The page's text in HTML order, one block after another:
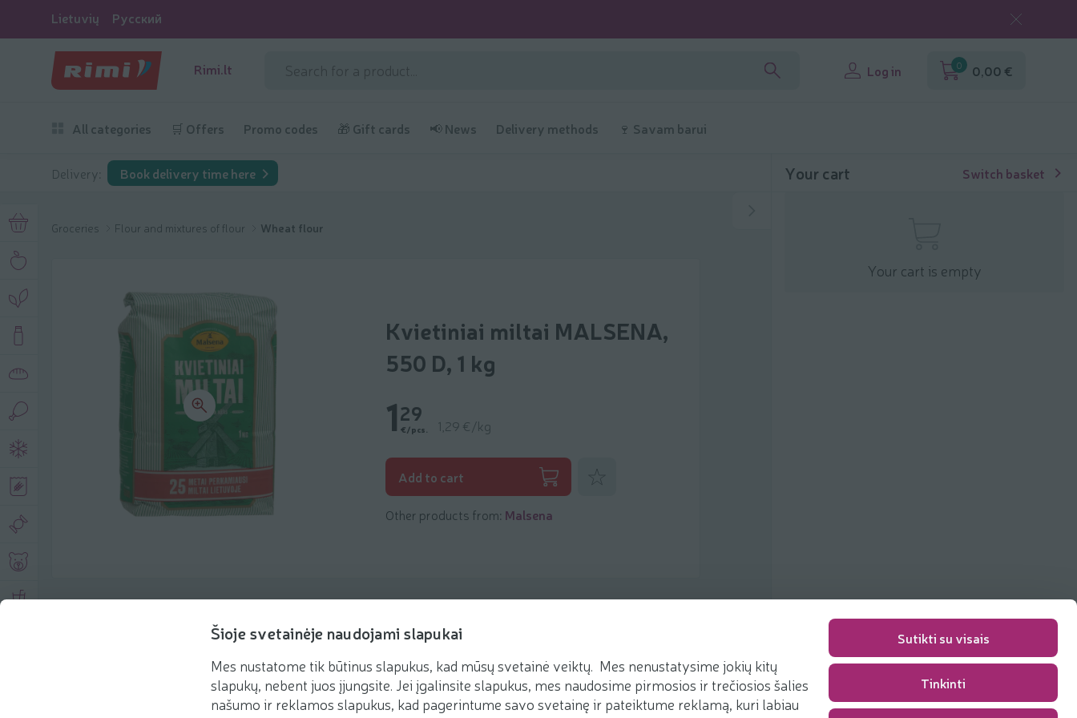
Šioje svetainėje naudojami slapukai
Mes nustatome tik būtinus slapukus, kad mūsų svetainė veiktų. Mes nenustatysime jokių kitų
slapukų, nebent juos įjungsite. Jei įgalinsite slapukus, mes naudosime pirmosios ir trečiosios šalies
našumo ir reklamos slapukus, kad pagerintume savo svetainę ir pateiktume reklamą, kuri labiau
Sutikti su visais
Tinkinti
Lietuvių Русский
Rimi.lt Log in 0 0,00 €
All categories 🛒 Offers Promo codes 🎁 Gift cards 📢 News Delivery methods 🍷 Savam barui
Delivery: Book delivery time here
Groceries Flour and mixtures of flour Wheat flour
Kvietiniai miltai MALSENA,
550 D, 1 kg
129
€/pcs. 1,29 €/kg
Add to cart
Other products from: Malsena
Product description
Recommendations Recipes
Your cart Switch basket
Your cart is empty
Packaging fee 0,00 €